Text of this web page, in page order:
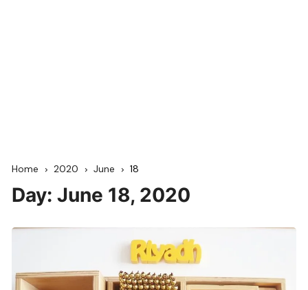
Home 2020 June 18
Day:June 18, 2020